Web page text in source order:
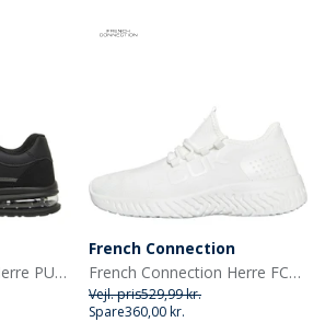
French Connection Herre PU/Suede Sneakers Sort
French Connection
French Connection Herre FCUK Cloud Sneakers Hvid
Vejl. pris529,99 kr.
Spare360,00 kr.